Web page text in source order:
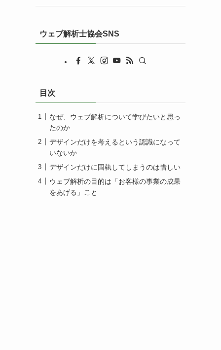
ウェブ解析士協会SNS
目次
なぜ、ウェブ解析について学びたいと思っ
たのか
デザインだけを考えるという認識になって
いないか
デザインだけに固執してしまうのは惜しい
ウェブ解析の目的は「お客様の事業の成果
をあげる」こと